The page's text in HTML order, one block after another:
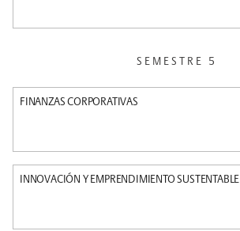
SEMESTRE 5
FINANZAS CORPORATIVAS
INNOVACIÓN Y EMPRENDIMIENTO SUSTENTABLE